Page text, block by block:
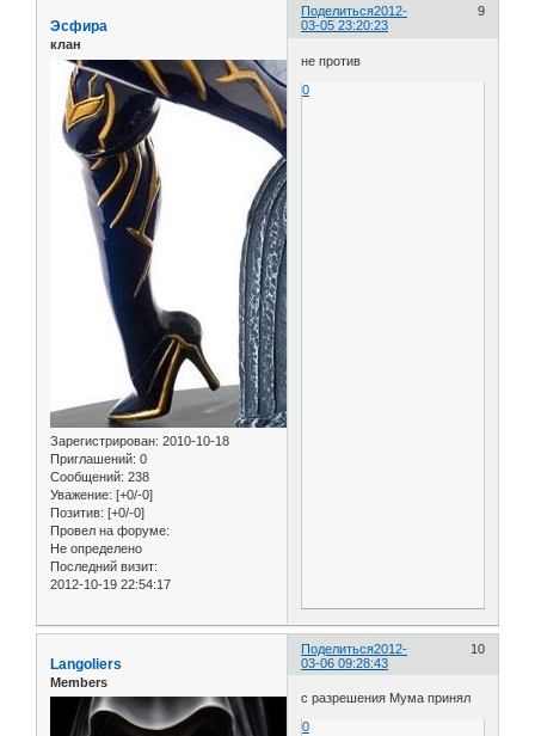
Поделиться 9
2012-
03-05 23:20:23
Эсфира
клан
Зарегистрирован: 2010-10-18
Приглашений: 0
Сообщений: 238
Уважение: [+0/-0]
Позитив: [+0/-0]
Провел на форуме:
Не определено
Последний визит:
2012-10-19 22:54:17
не против
0
Поделиться 10
2012-
03-06 09:28:43
Langoliers
Members
с разрешения Мума принял
0